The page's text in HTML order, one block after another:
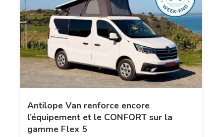
Antilope Van renforce encore
l’équipement et le CONFORT sur la
gamme Flex 5